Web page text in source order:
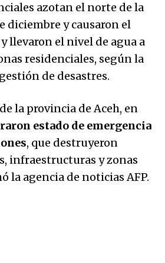
azotan el norte de la
diciembre y causaron el
llevaron el nivel de agua a
residenciales, según la
de desastres.
la provincia de Aceh, en
estado de emergencia
, que destruyeron
infraestructuras y zonas
la agencia de noticias AFP.